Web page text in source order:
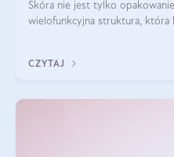
Skóra nie jest tylko
wielofunkcyjna struktura, która
bariera hydrolipidowa.
CZYTAJ